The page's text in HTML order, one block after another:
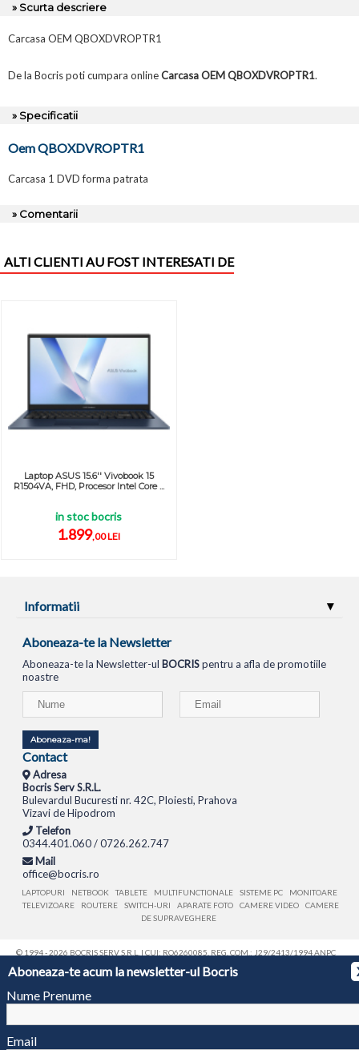
Aboneaza-te acum la newsletter-ul Bocris
Nume Prenume
Email
» Scurta descriere
Carcasa OEM QBOXDVROPTR1
De la Bocris poti cumpara onlineCarcasa OEM QBOXDVROPTR1.
» Specificatii
Oem QBOXDVROPTR1
Carcasa 1 DVD forma patrata
» Comentarii
ALTI CLIENTI AU FOST INTERESATI DE
Laptop ASUS 15.6'' Vivobook 15
R1504VA, FHD, Procesor Intel Core ...
in stoc bocris
1.899,00 LEI
Informatii
Aboneaza-te la Newsletter
Aboneaza-te la Newsletter-ul BOCRISpentru a afla de promotiile
noastre
Aboneaza-ma!
Contact
Adresa
Bocris Serv S.R.L.
Bulevardul Bucuresti nr. 42C, Ploiesti, Prahova
Vizavi de Hipodrom
Telefon
0344.401.060 / 0726.262.747
Mail
office@bocris.ro
LAPTOPURI NETBOOK TABLETE MULTIFUNCTIONALE SISTEME PC
MONITOARE
TELEVIZOARE
ROUTERE SWITCH-URI APARATE FOTO CAMERE VIDEO
CAMERE
DE SUPRAVEGHERE
© 1994 - 2026 BOCRIS SERV S.R.L. | CUI: RO6260085, REG. COM.: J29/2413/1994ANPC